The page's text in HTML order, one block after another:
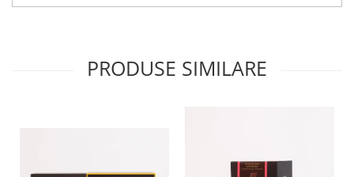
PRODUSE SIMILARE